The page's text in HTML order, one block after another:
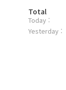
방
문
자
Total
Today :
Yesterday :